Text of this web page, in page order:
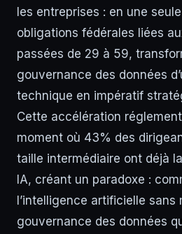
les entreprises : en une
obligations fédérales liées
passées de 29 à 59,
gouvernance des données
technique en impératif
Cette accélération
moment où 43% des
taille intermédiaire ont déjà
IA, créant un paradoxe :
l’intelligence artificielle sans
gouvernance des données